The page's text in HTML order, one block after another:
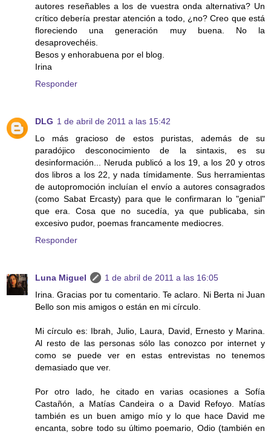
autores reseñables a los de vuestra onda alternativa? Un
crítico debería prestar atención a todo, ¿no? Creo que está
floreciendo una generación muy buena. No la
desaprovechéis.
Besos y enhorabuena por el blog.
Irina
Responder
DLG 1 de abril de 2011 a las 15:42
Lo más gracioso de estos puristas, además de su
paradójico desconocimiento de la sintaxis, es su
desinformación... Neruda publicó a los 19, a los 20 y otros
dos libros a los 22, y nada tímidamente. Sus herramientas
de autopromoción incluían el envío a autores consagrados
(como Sabat Ercasty) para que le confirmaran lo "genial"
que era. Cosa que no sucedía, ya que publicaba, sin
excesivo pudor, poemas francamente mediocres.
Responder
Luna Miguel
1 de abril de 2011 a las 16:05
Irina. Gracias por tu comentario. Te aclaro. Ni Berta ni Juan
Bello son mis amigos o están en mi círculo.
Mi círculo es: Ibrah, Julio, Laura, David, Ernesto y Marina.
Al resto de las personas sólo las conozco por internet y
como se puede ver en estas entrevistas no tenemos
demasiado que ver.
Por otro lado, he citado en varias ocasiones a Sofía
Castañón, a Matías Candeira o a David Refoyo. Matías
también es un buen amigo mío y lo que hace David me
encanta, sobre todo su último poemario, Odio (también en